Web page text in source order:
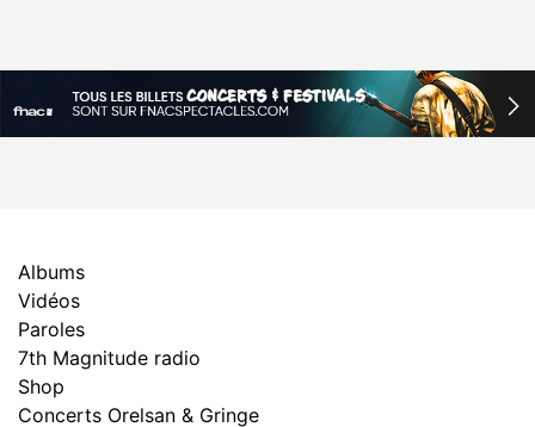
Albums
Vidéos
Paroles
7th Magnitude radio
Shop
Concerts Orelsan & Gringe